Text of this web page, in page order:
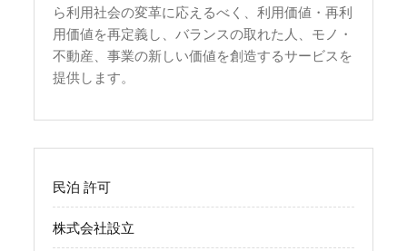
ら利用社会の変革に応えるべく、利用価値・再利
用価値を再定義し、バランスの取れた人、モノ・
不動産、事業の新しい価値を創造するサービスを
提供します。
民泊 許可
株式会社設立